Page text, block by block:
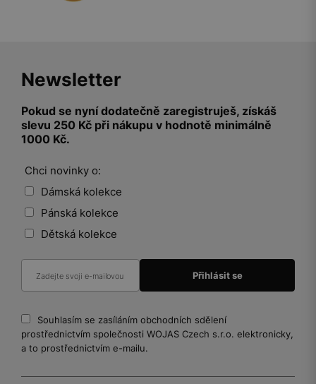
Newsletter
Pokud se nyní dodatečně zaregistruješ, získáš
slevu 250 Kč při nákupu v hodnotě minimálně
1000 Kč.
Chci novinky o:
Dámská kolekce
Pánská kolekce
Dětská kolekce
Souhlasím se zasíláním obchodních sdělení
prostřednictvím společnosti WOJAS Czech s.r.o. elektronicky,
a to prostřednictvím e-mailu.